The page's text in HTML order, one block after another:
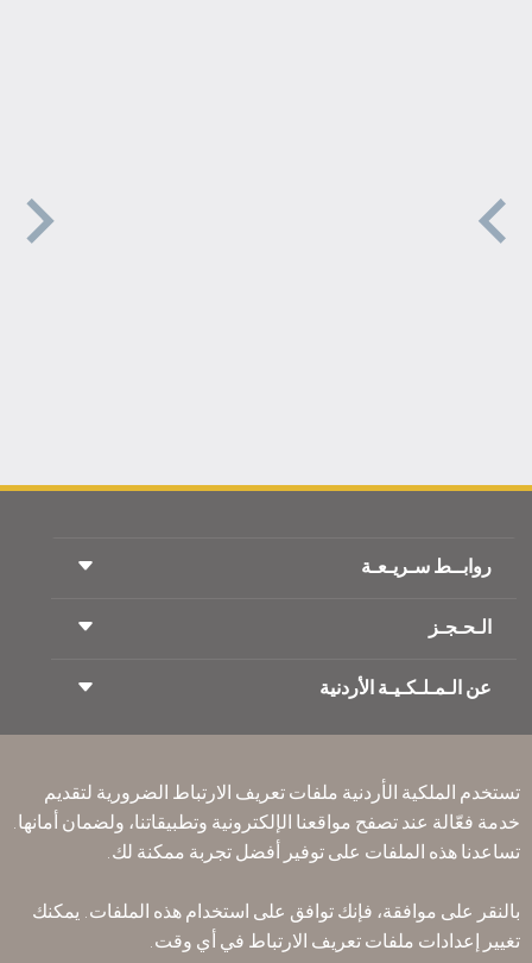
روابــط سـريـعـة
شروط السفر
السفر أثناء الحمل
ذوي الاحتياجات الخاصة
Accessibility Plan and Feedback Process
الـحـجـز
حجز القطار
تكرم
الإقامه لمسافري الترانزيت
عن الـمـلـكـيـة الأردنية
انضم لعائلتنا
الأخبار
سـيـا سة الخصوصية
مكاتبنا حول العالم
شروط وأحكام العقد
سياسة ملفات تعريف الارتباط
تستخدم الملكية الأردنية ملفات تعريف الارتباط الضرورية لتقديم
خدمة فعّالة عند تصفح مواقعنا الإلكترونية وتطبيقاتنا، ولضمان أمانها.
تساعدنا هذه الملفات على توفير أفضل تجربة ممكنة لك.
بالنقر على موافقة، فإنك توافق على استخدام هذه الملفات. يمكنك
تغيير إعدادات ملفات تعريف الارتباط في أي وقت.